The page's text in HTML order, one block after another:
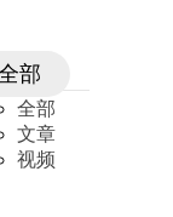
部
全部
文章
视频